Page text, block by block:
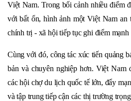
Việt Nam. Trong bối cảnh nhiều điểm
với bất ổn, hình ảnh một Việt Nam an
chính trị - xã hội tiếp tục ghi điểm
Cùng với đó, công tác xúc tiến quảng
bản và chuyên nghiệp hơn. Việt Nam
các hội chợ du lịch quốc tế lớn, đẩy
và tập trung tiếp cận các thị trường